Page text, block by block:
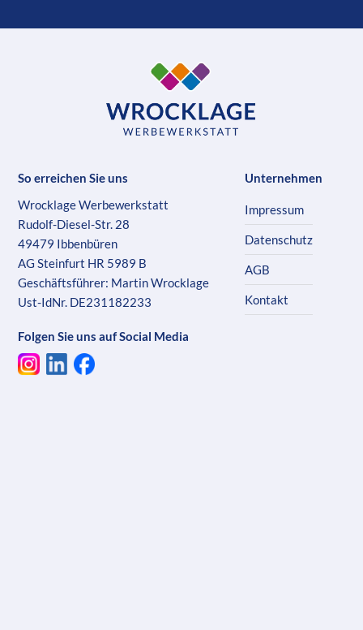
So erreichen Sie uns
Wrocklage Werbewerkstatt
Rudolf-Diesel-Str. 28
49479 Ibbenbüren
AG Steinfurt HR 5989 B
Geschäftsführer: Martin Wrocklage
Ust-IdNr. DE231182233
Folgen Sie uns auf Social Media
Unternehmen
Impressum
Datenschutz
AGB
Kontakt